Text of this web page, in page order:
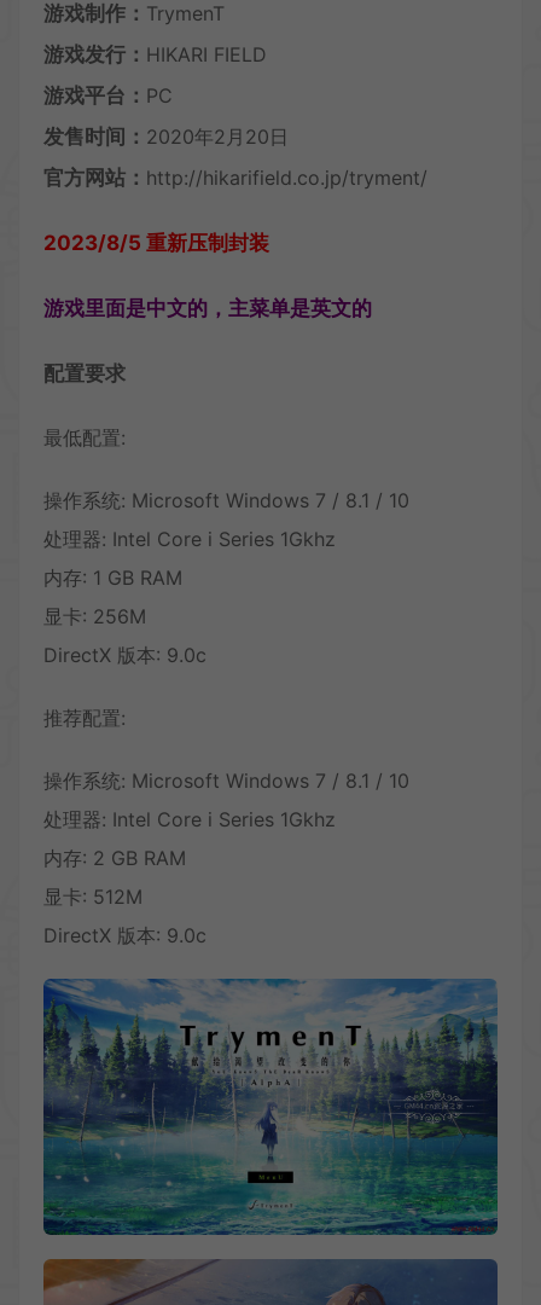
游戏制作： TrymenT
游戏发行： HIKARI FIELD
游戏平台： PC
发售时间： 2020年2月20日
官方网站： http://hikarifield.co.jp/tryment/
2023/8/5 重新压制封装
游戏里面是中文的，主菜单是英文的
配置要求
最低配置:
操作系统: Microsoft Windows 7 / 8.1 / 10
处理器: Intel Core i Series 1Gkhz
内存: 1 GB RAM
显卡: 256M
DirectX 版本: 9.0c
推荐配置:
操作系统: Microsoft Windows 7 / 8.1 / 10
处理器: Intel Core i Series 1Gkhz
内存: 2 GB RAM
显卡: 512M
DirectX 版本: 9.0c